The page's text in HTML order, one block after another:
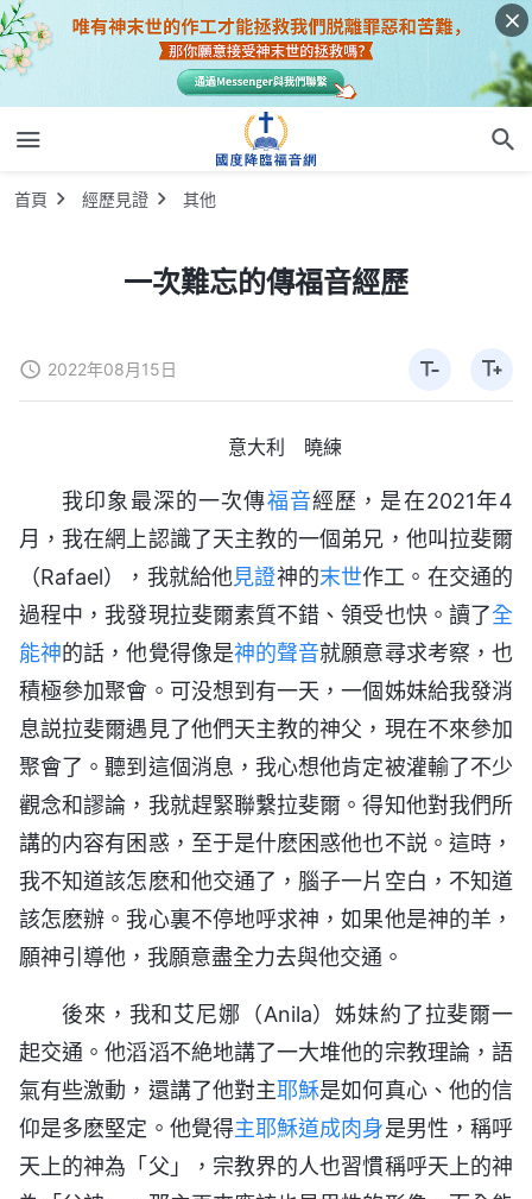
首頁 經歷見證 其他
一次難忘的傳福音經歷
2022年08月15日
意大利 曉練
我印象最深的一次傳福音經歷，是在2021年4
月，我在網上認識了天主教的一個弟兄，他叫拉斐爾
（Rafael），我就給他見證神的末世作工。在交通的
過程中，我發現拉斐爾素質不錯、領受也快。讀了全
能神的話，他覺得像是神的聲音就願意尋求考察，也
積極參加聚會。可没想到有一天，一個姊妹給我發消
息説拉斐爾遇見了他們天主教的神父，現在不來參加
聚會了。聽到這個消息，我心想他肯定被灌輸了不少
觀念和謬論，我就趕緊聯繫拉斐爾。得知他對我們所
講的内容有困惑，至于是什麽困惑他也不説。這時，
我不知道該怎麽和他交通了，腦子一片空白，不知道
該怎麽辦。我心裏不停地呼求神，如果他是神的羊，
願神引導他，我願意盡全力去與他交通。
後來，我和艾尼娜（Anila）姊妹約了拉斐爾一
起交通。他滔滔不絶地講了一大堆他的宗教理論，語
氣有些激動，還講了他對主耶穌是如何真心、他的信
仰是多麽堅定。他覺得主耶穌道成肉身是男性，稱呼
天上的神為「父」，宗教界的人也習慣稱呼天上的神